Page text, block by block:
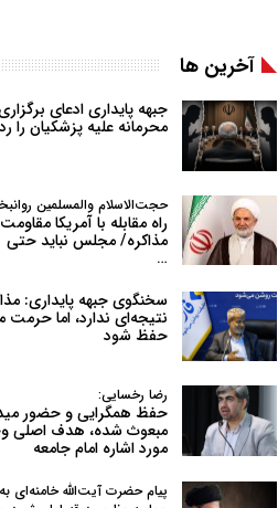
آخرین ها
جبهه پایداری ادعای
محرمانه علیه پزشکیان را
حجت‌الاسلام والمسلمین
راه مقابله با آمریکا
مذاکره/ مجلس نباید حتی
…
سخنگوی جبهه پایداری:
نتیجه‌ای ندارد، اما حرمت
حفظ شود
رضا رخسایی:
حفظ همگرایی و حضور
مبعوث شده، هدف اصلی
مورد اشاره امام جامعه
پیام حضرت آیت‌الله خامنه‌ای